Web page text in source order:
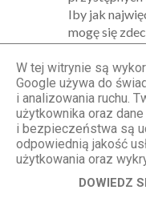
Iby jak
mogę się
Anonimowy
Ale świetne
Odpowiedz
W tej witrynie są
Google używa do
i analizowania ruchu.
użytkownika oraz
i bezpieczeństwa są
odpowiednią jakość
użytkowania oraz
DOWIEDZ